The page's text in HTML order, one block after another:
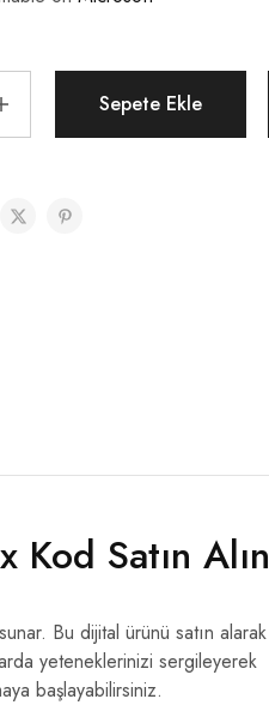
Sepete Ekle
Satın Alın
Bu dijital ürünü satın alarak
yeteneklerinizi sergileyerek
başlayabilirsiniz.